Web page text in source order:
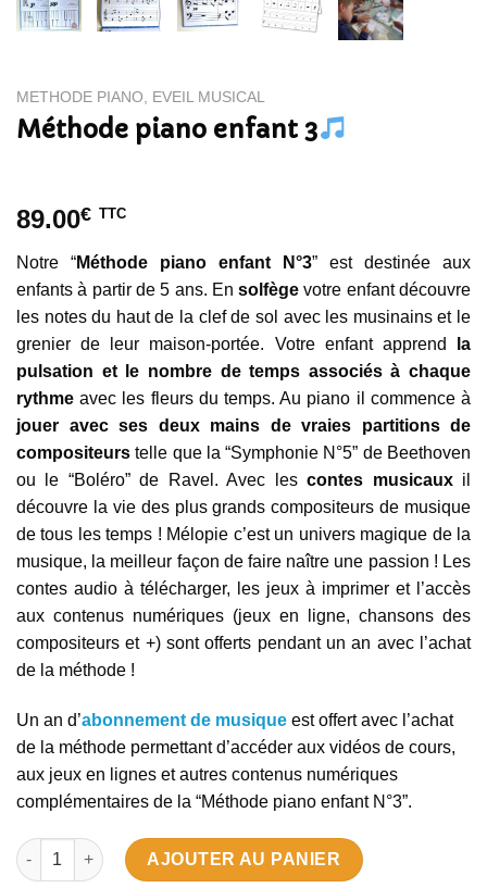
METHODE PIANO, EVEIL MUSICAL
Méthode piano enfant 3
89.00€ TTC
Notre “Méthode piano enfant N°3” est destinée aux
enfants à partir de 5 ans. Ensolfège votre enfant découvre
les notes du haut de la clef de sol avec les musinains et le
grenier de leur maison-portée. Votre enfant apprend
la
pulsation et le nombre de temps associés à chaque
rythme avec les fleurs du temps. Au piano il commence à
jouer avec ses deux mains de vraies partitions de
compositeurs telle que la “Symphonie N°5” de Beethoven
ou le “Boléro” de Ravel. Avec lescontes musicauxil
découvre la vie des plus grands compositeurs de musique
de tous les temps ! Mélopie c’est un univers magique de la
musique, la meilleur façon de faire naître une passion ! Les
contes audio à télécharger, les jeux à imprimer et l’accès
aux contenus numériques (jeux en ligne, chansons des
compositeurs et +) sont offerts pendant un an avec l’achat
de la méthode !
Un an d’abonnement de musique est offert avec l’achat
de la méthode permettant d’accéder aux vidéos de cours,
aux jeux en lignes et autres contenus numériques
complémentaires de la “Méthode piano enfant N°3”.
quantité de Méthode piano enfant 3
AJOUTER AU PANIER